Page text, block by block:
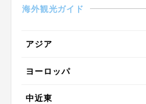
海外観光ガイド
アジア
ヨーロッパ
中近東